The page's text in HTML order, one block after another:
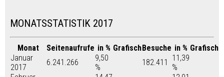
MONATSSTATISTIK 2017
Monat Seitenaufrufe in % GrafischBesuche in % Grafisch
Januar
2017
6.241.266
9,50
%
182.411
11,39
%